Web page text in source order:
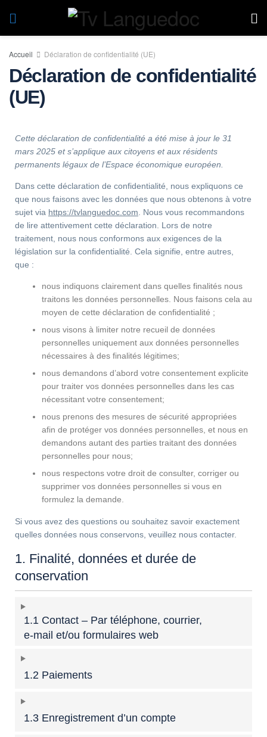
Accueil Déclaration de confidentialité (UE)
Déclaration de confidentialité
(UE)
Cette déclaration de confidentialité a été mise à jour le 31
mars 2025 et s’applique aux citoyens et aux résidents
permanents légaux de l’Espace économique européen.
Dans cette déclaration de confidentialité, nous expliquons ce
que nous faisons avec les données que nous obtenons à votre
sujet via https://tvlanguedoc.com . Nous vous recommandons
de lire attentivement cette déclaration. Lors de notre
traitement, nous nous conformons aux exigences de la
législation sur la confidentialité. Cela signifie, entre autres,
que :
nous indiquons clairement dans quelles finalités nous
traitons les données personnelles. Nous faisons cela au
moyen de cette déclaration de confidentialité ;
nous visons à limiter notre recueil de données
personnelles uniquement aux données personnelles
nécessaires à des finalités légitimes;
nous demandons d’abord votre consentement explicite
pour traiter vos données personnelles dans les cas
nécessitant votre consentement;
nous prenons des mesures de sécurité appropriées
afin de protéger vos données personnelles, et nous en
demandons autant des parties traitant des données
personnelles pour nous;
nous respectons votre droit de consulter, corriger ou
supprimer vos données personnelles si vous en
formulez la demande.
Si vous avez des questions ou souhaitez savoir exactement
quelles données nous conservons, veuillez nous contacter.
1. Finalité, données et durée de
conservation
1.1 Contact – Par téléphone, courrier,
e-mail et/ou formulaires web
1.2 Paiements
1.3 Enregistrement d’un compte